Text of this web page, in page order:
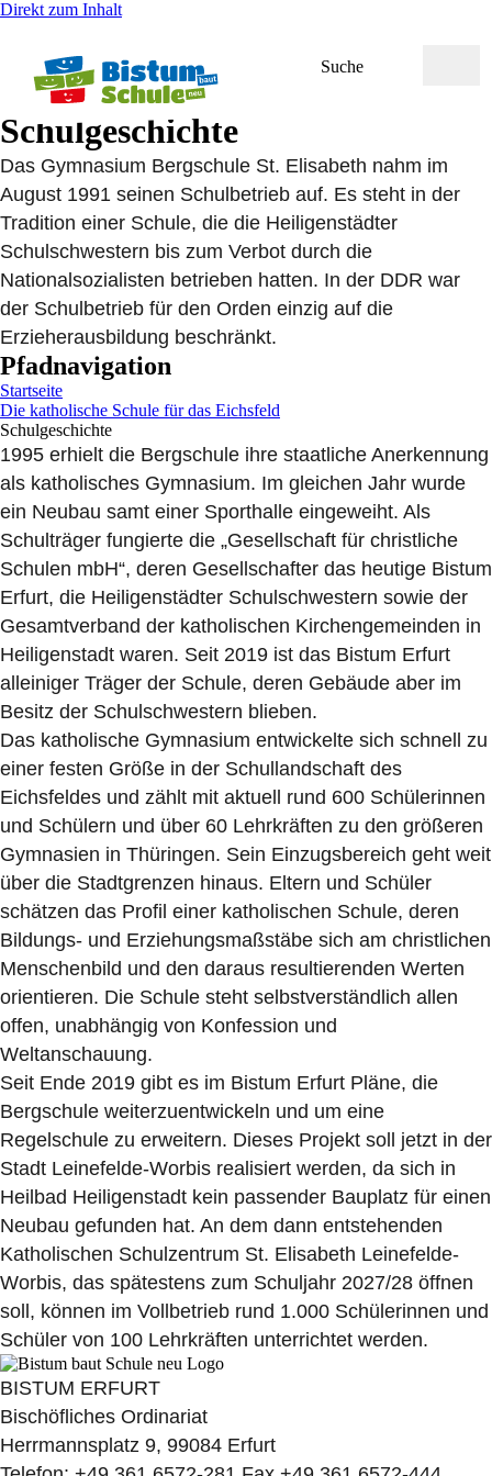
Direkt zum Inhalt
Suche
Schulgeschichte
Das Gymnasium Bergschule St. Elisabeth nahm im
August 1991 seinen Schulbetrieb auf. Es steht in der
Tradition einer Schule, die die Heiligenstädter
Schulschwestern bis zum Verbot durch die
Nationalsozialisten betrieben hatten. In der DDR war
der Schulbetrieb für den Orden einzig auf die
Erzieherausbildung beschränkt.
Pfadnavigation
Startseite
Die katholische Schule für das Eichsfeld
Schulgeschichte
1995 erhielt die Bergschule ihre staatliche Anerkennung
als katholisches Gymnasium. Im gleichen Jahr wurde
ein Neubau samt einer Sporthalle eingeweiht. Als
Schulträger fungierte die „Gesellschaft für christliche
Schulen mbH“, deren Gesellschafter das heutige Bistum
Erfurt, die Heiligenstädter Schulschwestern sowie der
Gesamtverband der katholischen Kirchengemeinden in
Heiligenstadt waren. Seit 2019 ist das Bistum Erfurt
alleiniger Träger der Schule, deren Gebäude aber im
Besitz der Schulschwestern blieben.
Das katholische Gymnasium entwickelte sich schnell zu
einer festen Größe in der Schullandschaft des
Eichsfeldes und zählt mit aktuell rund 600 Schülerinnen
und Schülern und über 60 Lehrkräften zu den größeren
Gymnasien in Thüringen. Sein Einzugsbereich geht weit
über die Stadtgrenzen hinaus. Eltern und Schüler
schätzen das Profil einer katholischen Schule, deren
Bildungs- und Erziehungsmaßstäbe sich am christlichen
Menschenbild und den daraus resultierenden Werten
orientieren. Die Schule steht selbstverständlich allen
offen, unabhängig von Konfession und
Weltanschauung.
Seit Ende 2019 gibt es im Bistum Erfurt Pläne, die
Bergschule weiterzuentwickeln und um eine
Regelschule zu erweitern. Dieses Projekt soll jetzt in der
Stadt Leinefelde-Worbis realisiert werden, da sich in
Heilbad Heiligenstadt kein passender Bauplatz für einen
Neubau gefunden hat. An dem dann entstehenden
Katholischen Schulzentrum St. Elisabeth Leinefelde-
Worbis, das spätestens zum Schuljahr 2027/28 öffnen
soll, können im Vollbetrieb rund 1.000 Schülerinnen und
Schüler von 100 Lehrkräften unterrichtet werden.
BISTUM ERFURT
Bischöfliches Ordinariat
Herrmannsplatz 9, 99084 Erfurt